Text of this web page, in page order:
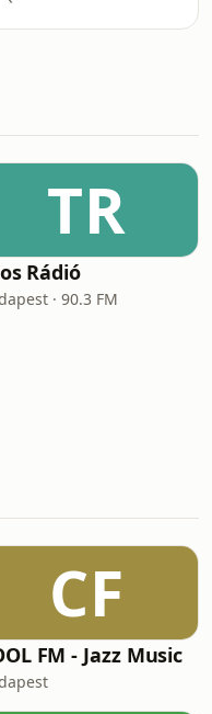
TR
Rádió
· 90.3 FM
CF
FM - Jazz Music